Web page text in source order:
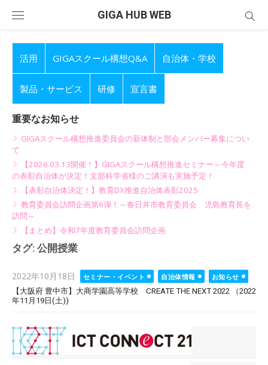
GIGA HUB WEB
活用 GIGAスクール構想Q&A 自治体・学校
製品・サービス 研修 宣言書
重要なお知らせ
GIGAスクール構想推進委員会の新体制と部会メンバー募集につい
て
【2026.03.13開催！】GIGAスクール構想推進セミナー～今年度
の表彰自治体が決定！文部科学省様のご講演も実施予定！
【表彰自治体決定！】教育DX推進自治体表彰2025
教育委員会訪問企画第6弾！～春日井市教育委員会 児島教育長を
訪問～
【まとめ】令和7年度教育委員会訪問企画
タグ: 公開授業
Posted
on
2022年10月18日 セミナー・イベント 自治体情報
お知らせ
【大阪府 豊中市】大商学園高等学校 CREATE THE NEXT 2022 （2022
年11月19日(土))